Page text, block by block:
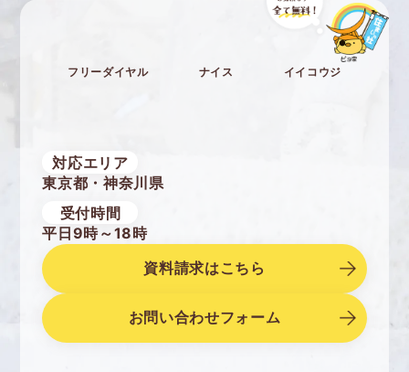
フリーダイヤル ナイス イイコウジ
対応エリア
東京都・神奈川県
受付時間
平日9時～18時
資料請求はこちら
お問い合わせフォーム